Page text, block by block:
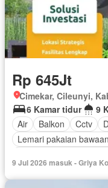
Rp 645Jt
Cimekar, Cileunyi,
6 Kamar tidur
9
Air
Balkon Cctv
Lemari pakaian bawaan
Sebagian perabotan
9 Jul 2026 masuk - Griya